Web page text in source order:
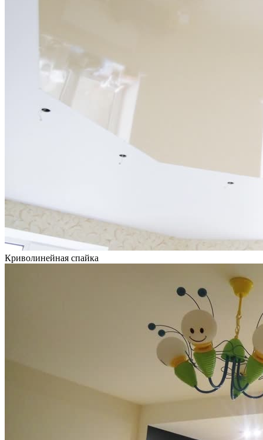
Криволинейная спайка